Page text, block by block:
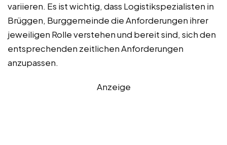
variieren. Es ist wichtig, dass Logistikspezialisten in
Brüggen, Burggemeinde die Anforderungen ihrer
jeweiligen Rolle verstehen und bereit sind, sich den
entsprechenden zeitlichen Anforderungen
anzupassen.
Anzeige